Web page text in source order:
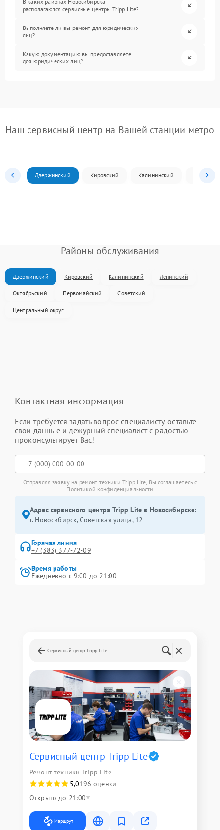
В каких районах Новосибирска
располагаются сервисные центры Tripp Lite?
Выполняете ли вы ремонт для юридических
лиц?
Какую документацию вы предоставляете
для юридических лиц?
Наш сервисный центр на Вашей станции метро
Дзержинский Кировский Калининский
Районы обслуживания
Дзержинский Кировский Калининский Ленинский
Октябрьский Первомайский Советский
Центральный округ
Контактная информация
Если требуется задать вопрос специалисту, оставьте
свои данные и дежурный специалист с радостью
проконсультирует Вас!
Отправляя заявку на ремонт техники Tripp Lite, Вы соглашаетесь с
Политикой конфиденциальности
Адрес сервисного центра Tripp Lite в Новосибирске:
г. Новосибирск, Советская улица, 12
Горячая линия
+7 (383) 377-72-09
Время работы
Ежедневно с 9:00 до 21:00
Сервисный центр Tripp Lite
Сервисный центр Tripp Lite
Ремонт техники Tripp Lite
5,0196 оценки
Открыто до 21:00
Маршрут